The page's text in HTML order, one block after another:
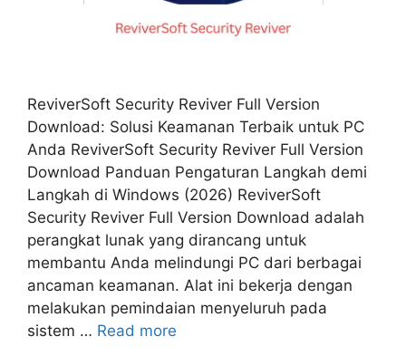
ReviverSoft Security Reviver Full Version
Download: Solusi Keamanan Terbaik untuk PC
Anda ReviverSoft Security Reviver Full Version
Download Panduan Pengaturan Langkah demi
Langkah di Windows (2026) ReviverSoft
Security Reviver Full Version Download adalah
perangkat lunak yang dirancang untuk
membantu Anda melindungi PC dari berbagai
ancaman keamanan. Alat ini bekerja dengan
melakukan pemindaian menyeluruh pada
sistem … Read more